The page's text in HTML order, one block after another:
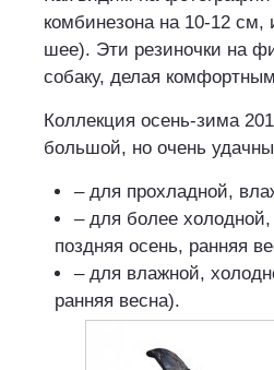
комбинезона на 10-12
шее). Эти резиночки на
собаку, делая
Коллекция осень-зима
большой, но очень
– для прохладной,
– для более
поздняя осень, ранняя
– для влажной,
ранняя весна).